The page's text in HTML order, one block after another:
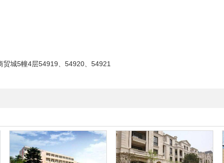
城5幢4层54919、54920、54921